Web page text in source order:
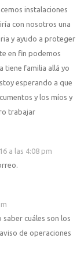
instalaciones
con nosotros una
y ayudo a proteger
en fin podemos
tiene familia allá yo
esperando a que
y los míos y
trabajar
a las 4:08 pm
cuáles son los
de operaciones